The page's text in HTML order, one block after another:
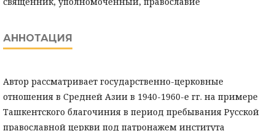
АННОТАЦИЯ
Автор рассматривает государственно-церковные
отношения в Средней Азии в 1940-1960-е гг. на примере
Ташкентского благочиния в период пребывания Русской
православной церкви под патронажем института